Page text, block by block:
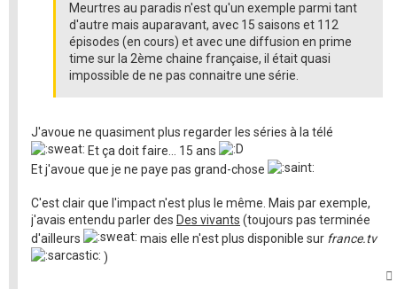
Meurtres au paradis n'est qu'un exemple parmi tant
d'autre mais auparavant, avec 15 saisons et 112
épisodes (en cours) et avec une diffusion en prime
time sur la 2ème chaine française, il était quasi
impossible de ne pas connaitre une série.
J'avoue ne quasiment plus regarder les séries à la télé
Et ça doit faire... 15 ans
Et j'avoue que je ne paye pas grand-chose
C'est clair que l'impact n'est plus le même. Mais par exemple,
j'avais entendu parler des Des vivants (toujours pas terminée
d'ailleurs
mais elle n'est plus disponible sur france.tv
)